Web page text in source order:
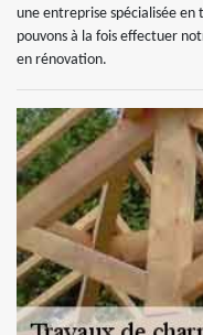
une entreprise spécialisée en
pouvons à la fois effectuer
en rénovation.